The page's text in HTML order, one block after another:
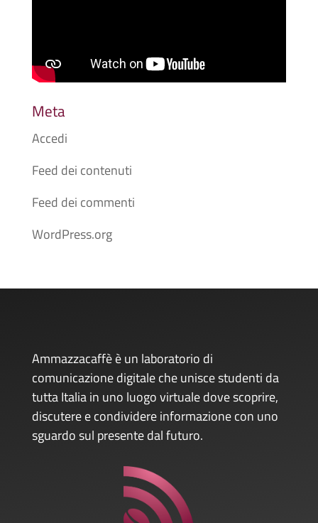
Meta
Accedi
Feed dei contenuti
Feed dei commenti
WordPress.org
Ammazzacaffè è un laboratorio di
comunicazione digitale che unisce studenti da
tutta Italia in uno luogo virtuale dove scoprire,
discutere e condividere informazione con uno
sguardo sul presente dal futuro.